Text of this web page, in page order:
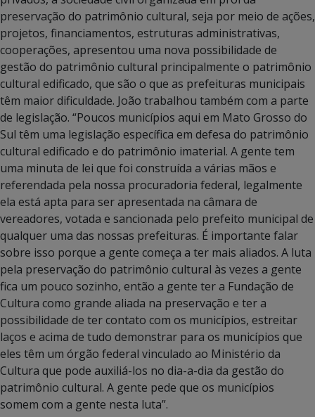
preservação do patrimônio cultural, seja por meio de ações,
projetos, financiamentos, estruturas administrativas,
cooperações, apresentou uma nova possibilidade de
gestão do patrimônio cultural principalmente o patrimônio
cultural edificado, que são o que as prefeituras municipais
têm maior dificuldade. João trabalhou também com a parte
de legislação. “Poucos municípios aqui em Mato Grosso do
Sul têm uma legislação específica em defesa do patrimônio
cultural edificado e do patrimônio imaterial. A gente tem
uma minuta de lei que foi construída a várias mãos e
referendada pela nossa procuradoria federal, legalmente
ela está apta para ser apresentada na câmara de
vereadores, votada e sancionada pelo prefeito municipal de
qualquer uma das nossas prefeituras. É importante falar
sobre isso porque a gente começa a ter mais aliados. A luta
pela preservação do patrimônio cultural às vezes a gente
fica um pouco sozinho, então a gente ter a Fundação de
Cultura como grande aliada na preservação e ter a
possibilidade de ter contato com os municípios, estreitar
laços e acima de tudo demonstrar para os municípios que
eles têm um órgão federal vinculado ao Ministério da
Cultura que pode auxiliá-los no dia-a-dia da gestão do
patrimônio cultural. A gente pede que os municípios
somem com a gente nesta luta”.